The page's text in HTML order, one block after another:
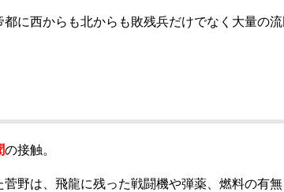
に西からも北からも敗残兵だけでなく大量の流
の接触。
野は、飛龍に残った戦闘機や弾薬、燃料の有